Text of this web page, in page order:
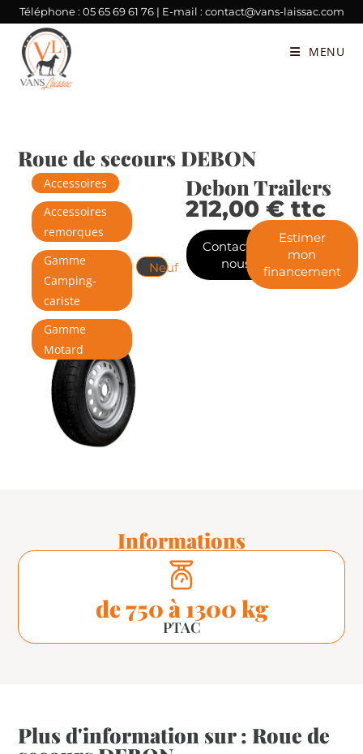
Téléphone : 05 65 69 61 76| E-mail : contact@vans-laissac.com
MENU
Roue de secours DEBON
Accessoires
Accessoires
remorques
Gamme
Camping-
cariste
Gamme
Motard
Neuf
Debon Trailers
212,00 €ttc
Contactez-
nous
Estimer
mon
financement
Informations
de 750 à 1300 kg
PTAC
Plus d'information sur : Roue de